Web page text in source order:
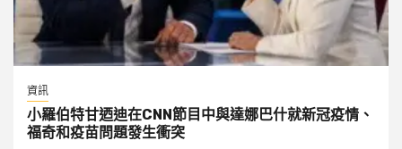
資訊
小羅伯特甘迺迪在CNN節目中與達娜巴什就新冠疫情、
福奇和疫苗問題發生衝突